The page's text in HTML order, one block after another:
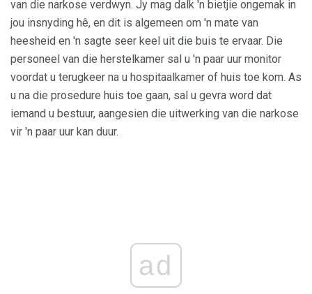
van die narkose verdwyn. Jy mag dalk 'n bietjie ongemak in
jou insnyding hê, en dit is algemeen om 'n mate van
heesheid en 'n sagte seer keel uit die buis te ervaar. Die
personeel van die herstelkamer sal u 'n paar uur monitor
voordat u terugkeer na u hospitaalkamer of huis toe kom. As
u na die prosedure huis toe gaan, sal u gevra word dat
iemand u bestuur, aangesien die uitwerking van die narkose
vir 'n paar uur kan duur.
ad